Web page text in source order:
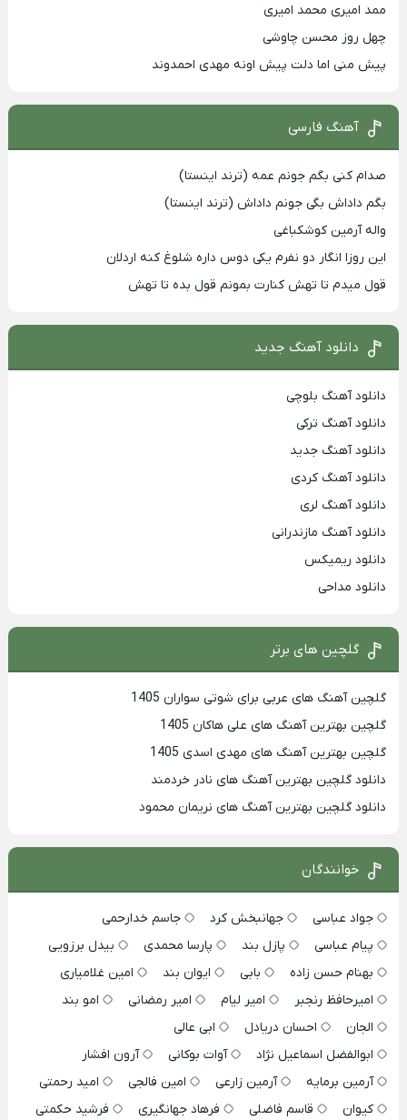
ممد امیری محمد امیری
چهل روز محسن چاوشی
پیش منی اما دلت پیش اونه مهدی احمدوند
آهنگ فارسی
صدام کنی بگم جونم عمه (ترند اینستا)
بگم داداش بگی جونم داداش (ترند اینستا)
واله آرمین کوشکباغی
این روزا انگار دو نفرم یکی دوس داره شلوغ کنه اردلان
قول میدم تا تهش کنارت بمونم قول بده تا تهش
دانلود آهنگ جدید
دانلود آهنگ بلوچی
دانلود آهنگ ترکی
دانلود آهنگ جدید
دانلود آهنگ کردی
دانلود آهنگ لری
دانلود آهنگ مازندرانی
دانلود ریمیکس
دانلود مداحی
گلچین های برتر
گلچین آهنگ های عربی برای شوتی سواران 1405
گلچین بهترين آهنگ های علی هاکان 1405
گلچین بهترین آهنگ های مهدی اسدی 1405
دانلود گلچین بهترین آهنگ های نادر خردمند
دانلود گلچین بهترین آهنگ های نریمان محمود
خوانندگان
جواد عباسی جهانبخش کرد
جاسم خدارحمی
پیام عباسی
پازل بند پارسا محمدی
بیدل برزویی
بهنام حسن زاده
بابی ایوان بند
امین غلامیاری
امیرحافظ رنجبر
امیر لیام امیر رمضانی
امو بند
الجان
احسان دریادل
ابی عالی
ابوالفضل اسماعیل نژاد
آوات بوکانی
آرون افشار
آرمین برمایه
آرمین زارعی امین فالجی
امید رحمتی
کیوان
قاسم فاضلی فرهاد جهانگیری
فرشید حکمتی